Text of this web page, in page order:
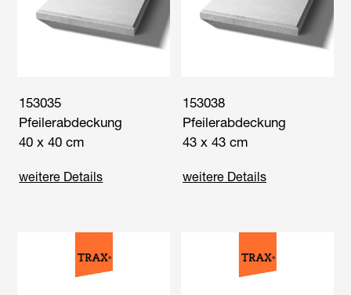
153035
Pfeilerabdeckung
40 x 40 cm
weitere Details
153038
Pfeilerabdeckung
43 x 43 cm
weitere Details